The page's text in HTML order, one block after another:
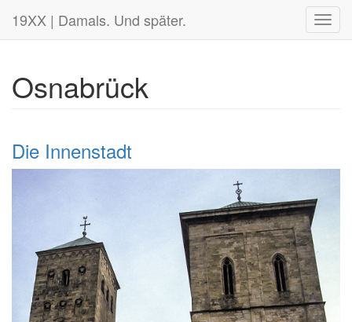
19XX | Damals. Und später.
Osnabrück
Die Innenstadt